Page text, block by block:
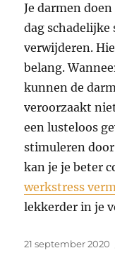
Je darmen
dag
verwijderen.
belang.
kunnen de
veroorzaakt
een lusteloos
stimuleren
kan je je beter
werkstress
lekkerder in je
Geplaatst
21 september 2020